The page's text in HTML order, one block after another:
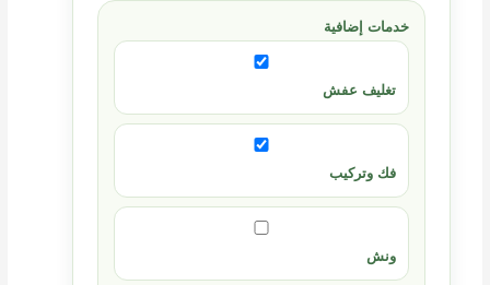
خدمات إضافية
تغليف عفش
فك وتركيب
ونش